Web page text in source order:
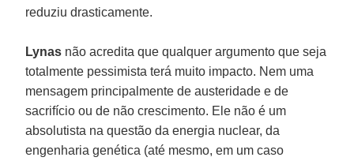
reduziu drasticamente.
Lynas não acredita que qualquer argumento que seja
totalmente pessimista terá muito impacto. Nem uma
mensagem principalmente de austeridade e de
sacrifício ou de não crescimento. Ele não é um
absolutista na questão da energia nuclear, da
engenharia genética (até mesmo, em um caso